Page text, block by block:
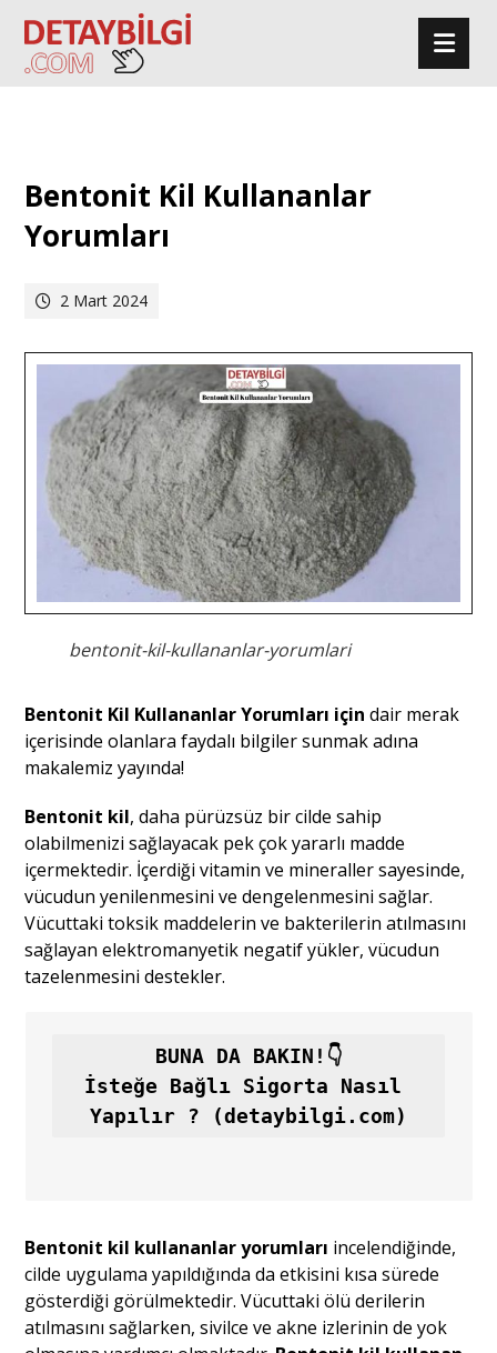
Bentonit Kil Kullananlar
Yorumları
2 Mart 2024
bentonit-kil-kullananlar-yorumlari
Bentonit Kil Kullananlar Yorumları için dair merak
içerisinde olanlara faydalı bilgiler sunmak adına
makalemiz yayında!
Bentonit kil, daha pürüzsüz bir cilde sahip
olabilmenizi sağlayacak pek çok yararlı madde
içermektedir. İçerdiği vitamin ve mineraller sayesinde,
vücudun yenilenmesini ve dengelenmesini sağlar.
Vücuttaki toksik maddelerin ve bakterilerin atılmasını
sağlayan elektromanyetik negatif yükler, vücudun
tazelenmesini destekler.
İsteğe Bağlı Sigorta Nasıl
Yapılır ? (detaybilgi.com)
Bentonit kil kullananlar yorumları incelendiğinde,
cilde uygulama yapıldığında da etkisini kısa sürede
gösterdiği görülmektedir. Vücuttaki ölü derilerin
atılmasını sağlarken, sivilce ve akne izlerinin de yok